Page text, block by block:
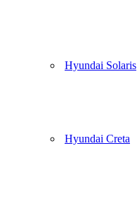
Hyundai Solaris
Hyundai Creta